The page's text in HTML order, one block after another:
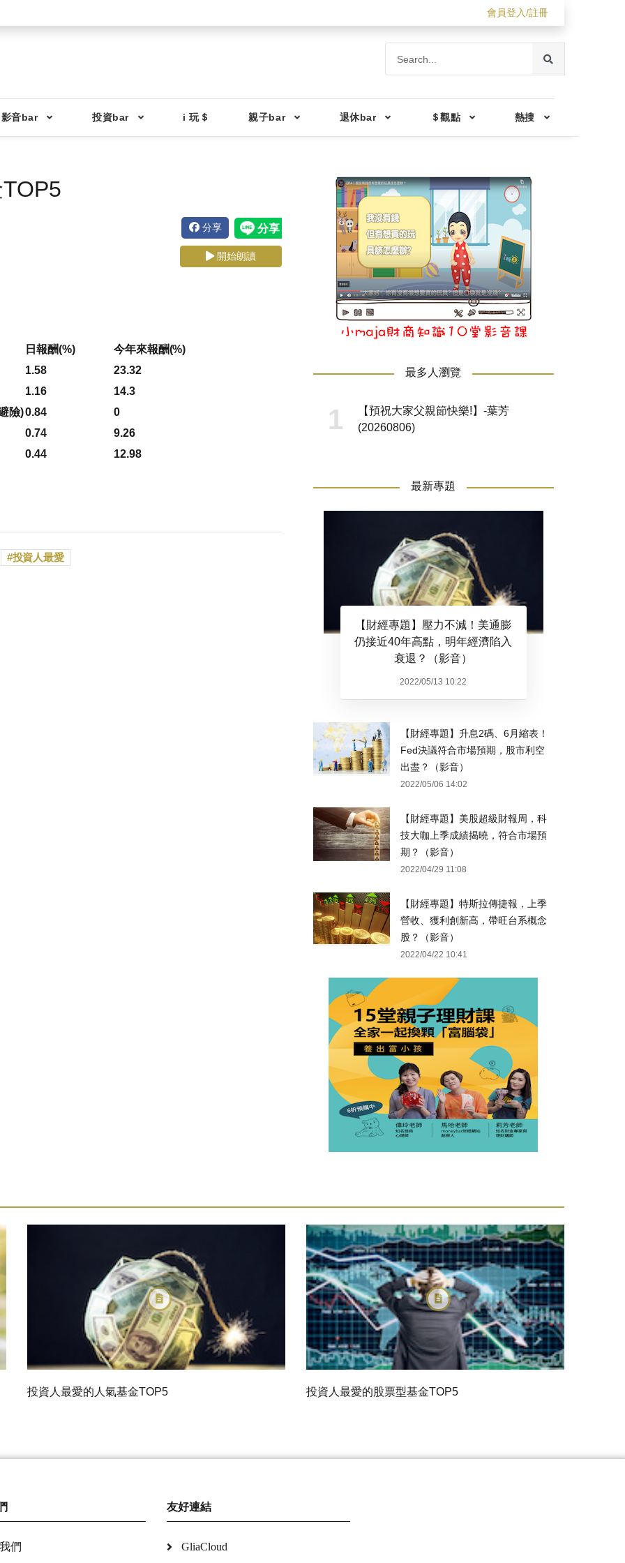
會員登入/註冊
音bar 投資bar i 玩＄ 親子bar 退休bar ＄觀點 熱搜
分享
開始朗讀
日報酬(%)
今年來報酬(%)
1.58
23.32
1.16
14.3
險)0.84
0
0.74
9.26
0.44
12.98
投資人最愛
最多人瀏覽
【預祝大家父親節快樂!】-葉芳
(20260806)
最新專題
【財經專題】壓力不減！美通膨
仍接近40年高點，明年經濟陷入
衰退？（影音）
2022/05/13 10:22
【財經專題】升息2碼、6月縮表！
Fed決議符合市場預期，股市利空
出盡？（影音）
2022/05/06 14:02
【財經專題】美股超級財報周，科
技大咖上季成績揭曉，符合市場預
期？（影音）
2022/04/29 11:08
【財經專題】特斯拉傳捷報，上季
營收、獲利創新高，帶旺台系概念
股？（影音）
2022/04/22 10:41
投資人最愛的人氣基金TOP5 投資人最愛的股票型基金TOP5
們
友好連結
GliaCloud